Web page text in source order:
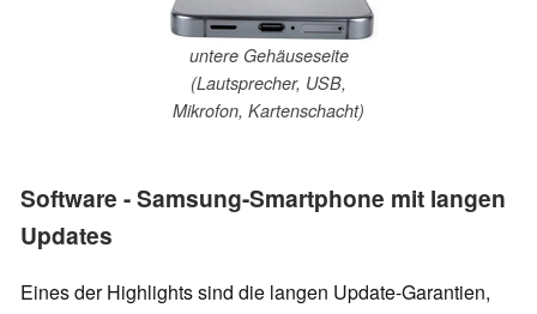
untere Gehäuseseite
(Lautsprecher, USB,
Mikrofon, Kartenschacht)
Software - Samsung-Smartphone mit langen
Updates
Eines der Highlights sind die langen Update-Garantien,